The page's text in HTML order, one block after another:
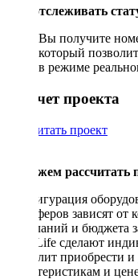
Как отслеживать
Вы получите
который
в режиме
Рассчет проекта
Рассчитать проект
Поможем рассчитать
Конфигурация
сабвуферов зависят
пожеланий и бюджета
DriveLife сделают
позволит приобрести
характеристикам и